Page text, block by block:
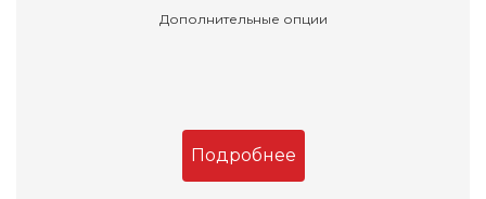
Дополнительные опции
Подробнее